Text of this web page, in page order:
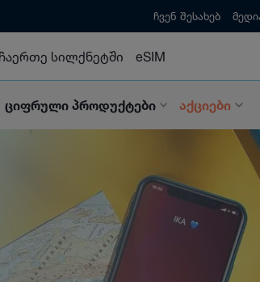
ჩვენ შესახებ
ჩაერთე სილქნეტში eSIM
ციფრული პროდუქტები აქციები